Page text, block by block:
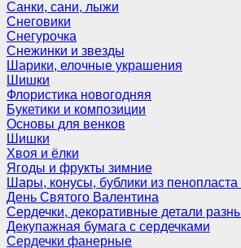
Санки, сани, лыжи
Снеговики
Снегурочка
Снежинки и звезды
Шарики, елочные украшения
Шишки
Флористика новогодняя
Букетики и композиции
Основы для венков
Шишки
Хвоя и ёлки
Ягоды и фрукты зимние
Шары, конусы, бублики из пенопласта
День Святого Валентина
Сердечки, декоративные детали
Декупажная бумага с сердечками
Сердечки фанерные